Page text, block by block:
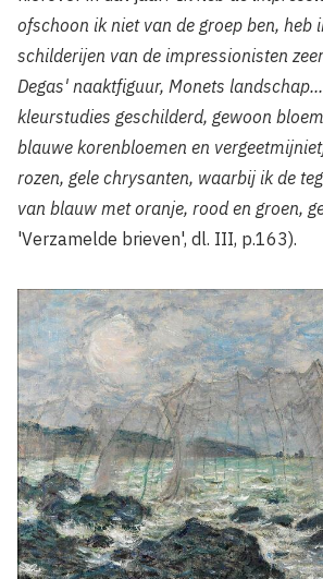
ofschoon ik niet van de groep ben, heb
schilderijen van de impressionisten
Degas' naaktfiguur, Monets
kleurstudies geschilderd, gewoon
blauwe korenbloemen en
rozen, gele chrysanten, waarbij ik de
van blauw met oranje, rood en groen,
'Verzamelde brieven', dl. III, p.163).